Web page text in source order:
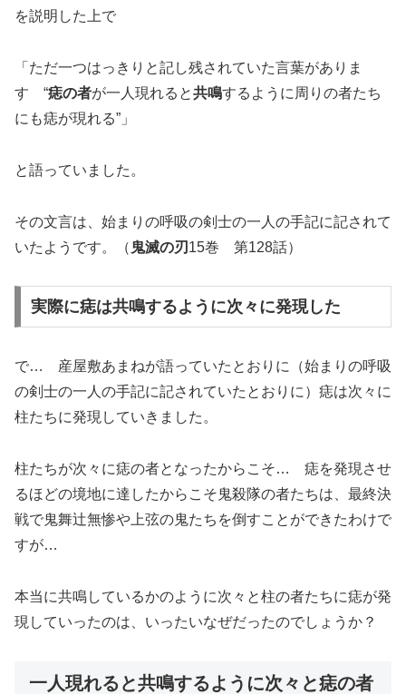
を説明した上で
「ただ一つはっきりと記し残されていた言葉がありま
す “痣の者が一人現れると共鳴するように周りの者たち
にも痣が現れる”」
と語っていました。
その文言は、始まりの呼吸の剣士の一人の手記に記されて
いたようです。（ 鬼滅の刃 15巻 第128話）
実際に痣は共鳴するように次々に発現した
で… 産屋敷あまねが語っていたとおりに（始まりの呼吸
の剣士の一人の手記に記されていたとおりに）痣は次々に
柱たちに発現していきました。
柱たちが次々に痣の者となったからこそ… 痣を発現させ
るほどの境地に達したからこそ鬼殺隊の者たちは、最終決
戦で鬼舞辻無惨や上弦の鬼たちを倒すことができたわけで
すが…
本当に共鳴しているかのように次々と柱の者たちに痣が発
現していったのは、いったいなぜだったのでしょうか？
一人現れると共鳴するように次々と痣の者